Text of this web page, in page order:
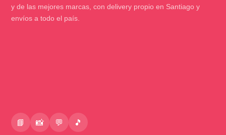
y de las mejores marcas, con delivery propio en Santiago y
envíos a todo el país.
📘 📸 💬 🎵